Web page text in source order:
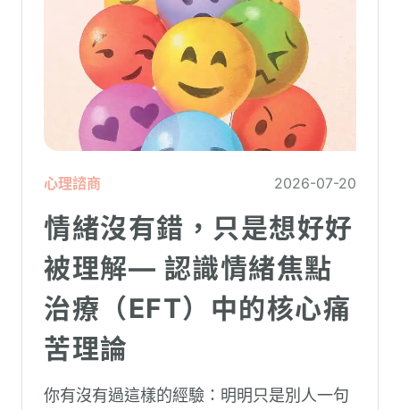
心理諮商 2026-07-20
情緒沒有錯，只是想好好
被理解— 認識情緒焦點
治療（EFT）中的核心痛
苦理論
你有沒有過這樣的經驗：明明只是別人一句